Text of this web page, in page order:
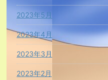
2023年5月
2023年4月
2023年3月
2023年2月